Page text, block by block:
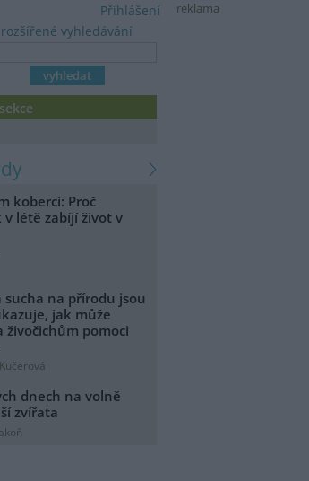
reklama
rozšířené vyhledávání
Přihlášení
koberci: Proč
létě zabíjí život v
sucha na přírodu jsou
jak může
živočichům pomoci
dnech na volně
zvířata